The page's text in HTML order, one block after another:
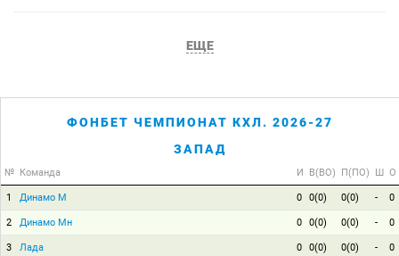
ЕЩЕ
ФОНБЕТ ЧЕМПИОНАТ КХЛ. 2026-27
ЗАПАД
№ Команда И В(ВО) П(ПО) Ш О
1 Динамо М 0 0(0) 0(0) - 0
2 Динамо Мн 0 0(0) 0(0) - 0
3 Лада 0 0(0) 0(0) - 0